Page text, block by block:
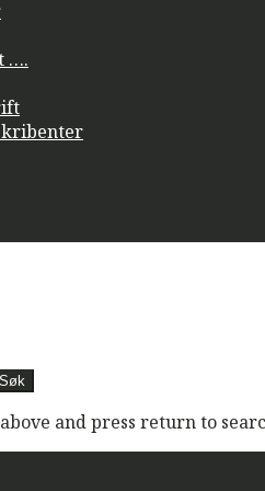
….
and press return to